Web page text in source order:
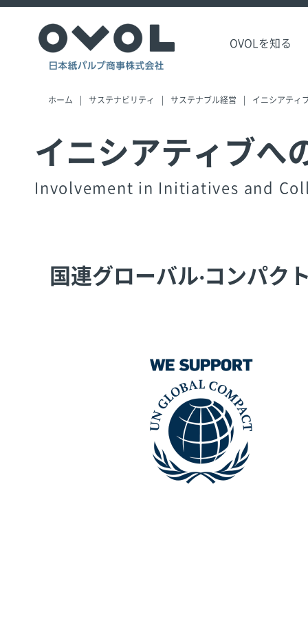
OVOLを知る
ホーム サステナビリティ サステナブル経営 イニシアティ
イニシアティブへ
Involvement in Initiatives and
国連グローバル‧コンパク